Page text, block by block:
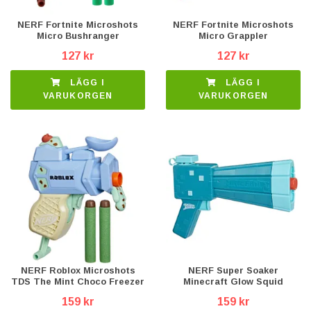
NERF Fortnite Microshots
Micro Bushranger
127 kr
VARUKORGEN
NERF Fortnite Microshots
Micro Grappler
127 kr
VARUKORGEN
NERF Roblox Microshots
TDS The Mint Choco Freezer
159 kr
NERF Super Soaker
Minecraft Glow Squid
159 kr